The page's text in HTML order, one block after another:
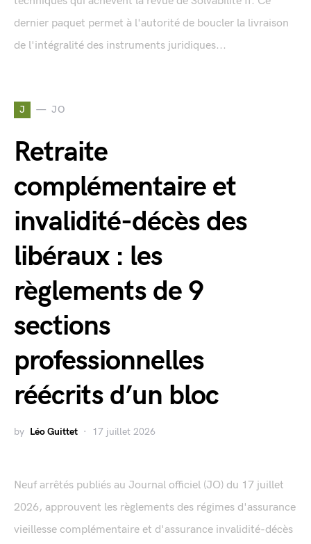
dernier paquet permet à l'autorité de boucler la livraison
de l'intégralité des instruments juridiques...
J JO
Retraite
complémentaire et
invalidité-décès des
libéraux : les
règlements de 9
sections
professionnelles
réécrits d’un bloc
by Léo Guittet 17 juillet 2026
Neuf arrêtés publiés au Journal officiel (JO) du 17 juillet
2026, approuvent les règlements des régimes d'assurance
vieillesse complémentaire et d'assurance invalidité-décès